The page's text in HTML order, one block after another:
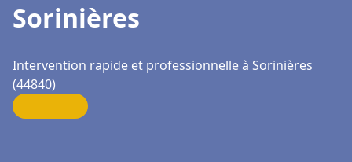
Sorinières
Intervention rapide et professionnelle à Sorinières
(44840)